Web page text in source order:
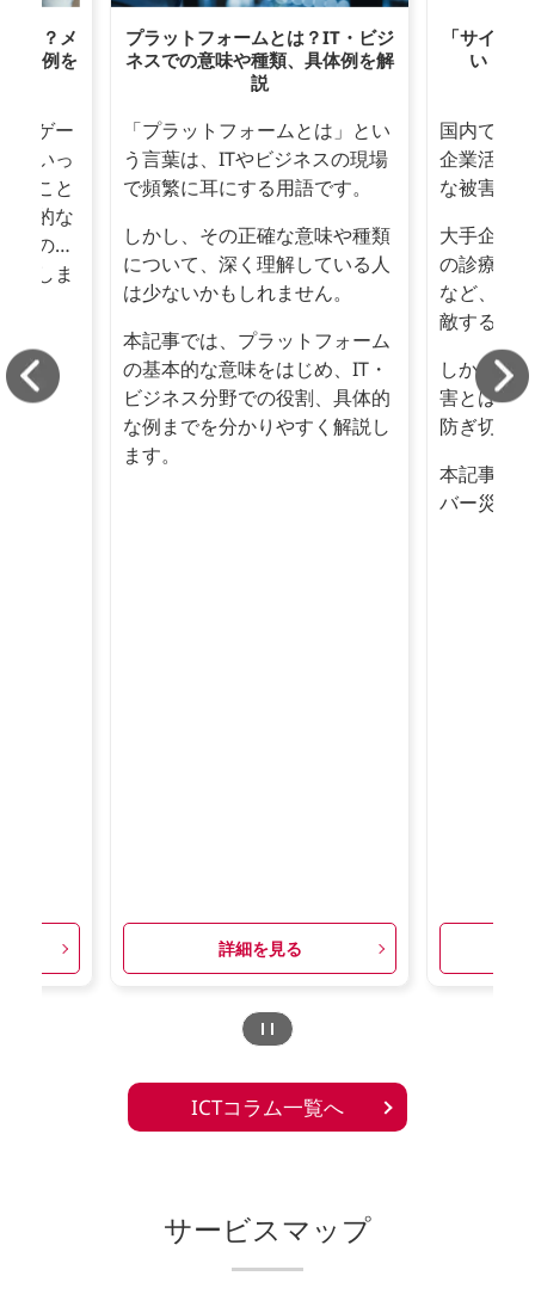
は？メ
・事例を
ンゲー
といっ
ること
体的な
外の成
説しま
プラットフォームとは？IT・ビジ
ネスでの意味や種類、具体例を解
説
「プラットフォームとは」とい
う言葉は、ITやビジネスの現場
で頻繁に耳にする用語です。
しかし、その正確な意味や種類
について、深く理解している人
は少ないかもしれません。
本記事では、プラットフォーム
の基本的な意味をはじめ、IT・
ビジネス分野での役割、具体的
な例までを分かりやすく解説し
ます。
詳細を見る
「サイバ
い！企
国内で相
企業活動
な被害を
大手企業
の診療停
など、そ
敵すると
しかし、
害とは異
防ぎ切る
本記事で
バー災害
ICTコラム一覧へ
サービスマップ